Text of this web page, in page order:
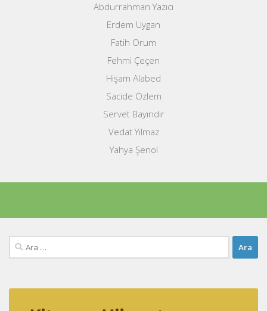
Abdurrahman Yazıcı
Erdem Uygan
Fatih Orum
Fehmi Çeçen
Hişam Alabed
Sacide Özlem
Servet Bayındır
Vedat Yılmaz
Yahya Şenol
Arama: